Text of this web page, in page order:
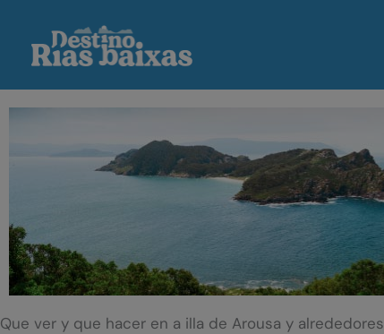
contenido
Que ver y que hacer en a illa de Arousa y alrededores